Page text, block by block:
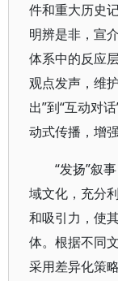
件和重大历史
明辨是非，宣
体系中的反应
观点发声，维
出”到“互动对
动式传播，增
“发扬”叙
域文化，充分
和吸引力，使
体。根据不同
采用差异化策